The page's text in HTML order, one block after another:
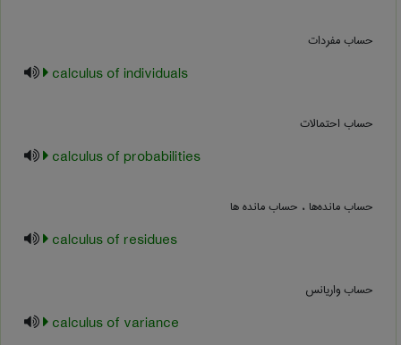
حساب مفردات
calculus of individuals
حساب احتمالات
calculus of probabilities
حساب مانده‌ها ، حساب مانده ها
calculus of residues
حساب واریانس
calculus of variance